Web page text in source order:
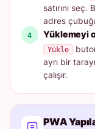
satırını seç.
adres
Yüklemeyi
Yükle
ayrı bir
çalışır.
PWA